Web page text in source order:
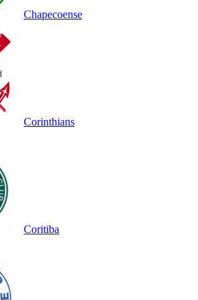
Chapecoense
Corinthians
Coritiba